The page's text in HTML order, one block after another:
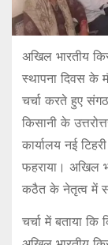
अखिल भारतीय
स्थापना दिवस के
चर्चा करते हुए
किसानी के
कार्यालय नई
फहराया। अखिल
कठैत के नेतृत्व में
चर्चा में बताया कि